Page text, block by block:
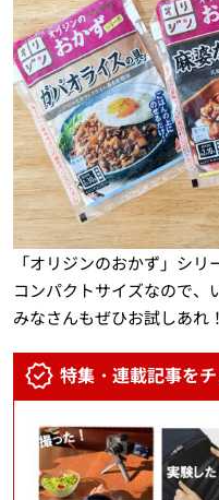
「オリジンのおかず」シ
コンパクトサイズなので、
みなさんもぜひお試しあれ！
特集・連載記事をチ